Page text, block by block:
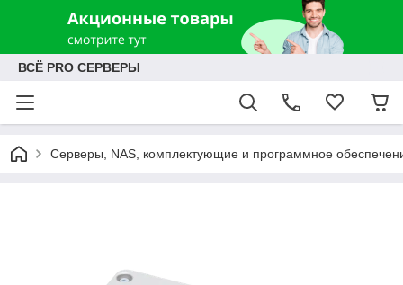
ВСЁ PRO СЕРВЕРЫ
Серверы, NAS, комплектующие и программное